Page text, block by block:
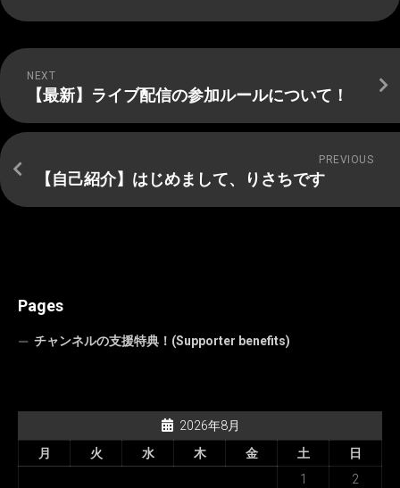
NEXT
【最新】ライブ配信の参加ルールについて！
PREVIOUS
【自己紹介】はじめまして、りさちです
Pages
チャンネルの支援特典！(Supporter benefits)
2026年8月
月
火 水 木 金 土
日
1
2